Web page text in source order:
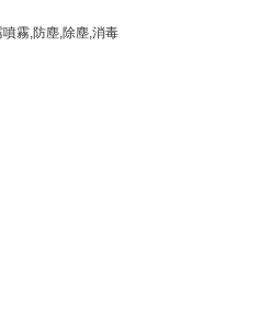
霧,防塵,除塵,消毒